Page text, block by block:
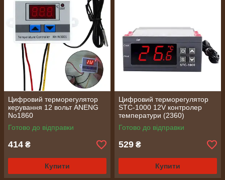
Цифровий терморегулятор
керування 12 вольт ANENG
No1860
Готово до відправки
414 ₴
Купити
Цифровий терморегулятор
STC-1000 12V контролер
температури (2360)
Готово до відправки
529 ₴
Купити